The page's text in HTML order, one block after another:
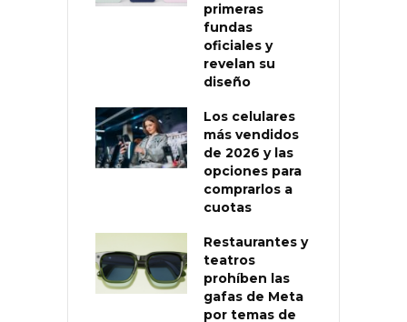
primeras
fundas
oficiales y
revelan su
diseño
Los celulares
más vendidos
de 2026 y las
opciones para
comprarlos a
cuotas
Restaurantes y
teatros
prohíben las
gafas de Meta
por temas de